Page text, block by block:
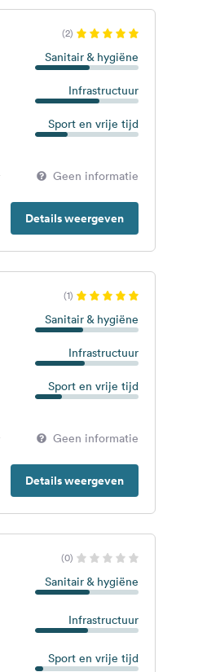
(2)
Sanitair & hygiëne
Infrastructuur
Sport en vrije tijd
Geen informatie
Details weergeven
(1)
Sanitair & hygiëne
Infrastructuur
Sport en vrije tijd
Geen informatie
Details weergeven
(0)
Sanitair & hygiëne
Infrastructuur
Sport en vrije tijd